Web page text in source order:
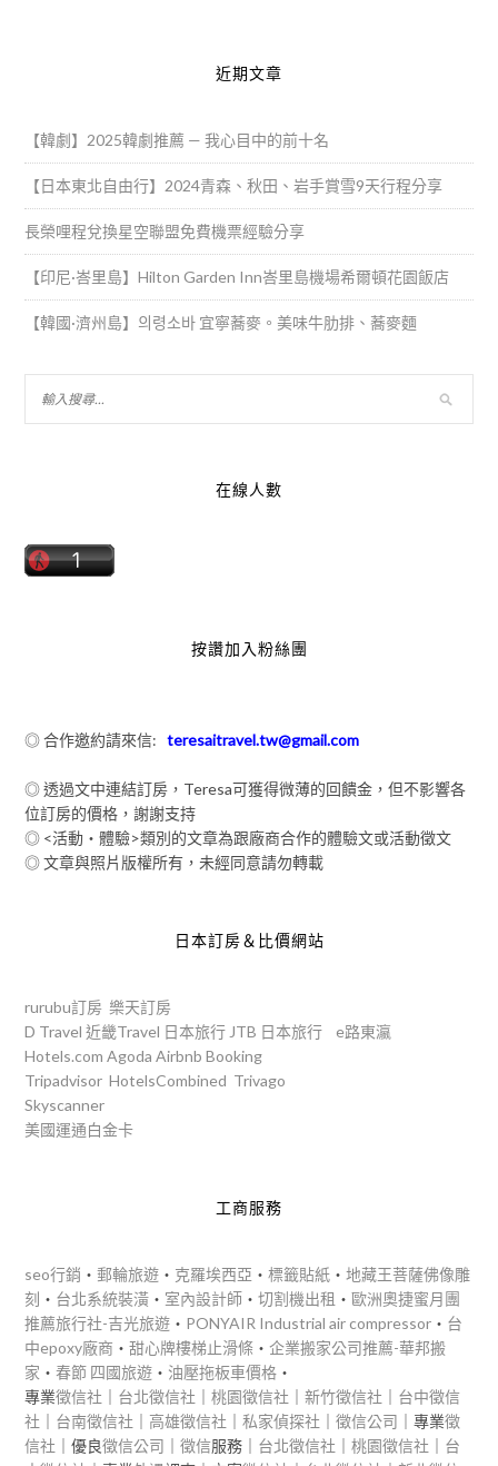
近期文章
【韓劇】2025韓劇推薦 — 我心目中的前十名
【日本東北自由行】2024青森、秋田、岩手賞雪9天行程分享
長榮哩程兌換星空聯盟免費機票經驗分享
【印尼·峇里島】Hilton Garden Inn峇里島機場希爾頓花園飯店
【韓國·濟州島】의령소바 宜寧蕎麥。美味牛肋排、蕎麥麵
在線人數
按讚加入粉絲團
◎ 合作邀約請來信:teresaitravel.tw@gmail.com
◎ 透過文中連結訂房，Teresa可獲得微薄的回饋金，但不影響各
位訂房的價格，謝謝支持
◎ <活動‧體驗>類別的文章為跟廠商合作的體驗文或活動徵文
◎ 文章與照片版權所有，未經同意請勿轉載
日本訂房＆比價網站
rurubu訂房 樂天訂房
D Travel 近畿Travel 日本旅行 JTB 日本旅行
e路東瀛
Hotels.com Agoda Airbnb Booking
Tripadvisor HotelsCombined Trivago
Skyscanner
美國運通白金卡
工商服務
seo行銷 ‧郵輪旅遊 ‧ 克羅埃西亞 ‧標籤貼紙 ‧地藏王菩薩佛像雕
刻 ‧ 台北系統裝潢 ‧ 室內設計師 ‧切割機出租 ‧歐洲奧捷蜜月團
推薦旅行社-吉光旅遊 ‧ PONYAIR Industrial air compressor ‧ 台
中epoxy廠商 ‧甜心牌樓梯止滑條 ‧企業搬家公司推薦-華邦搬
家 ‧春節 四國旅遊 ‧ 油壓拖板車價格 ‧
專業徵信社 台北徵信社 ｜桃園徵信社 ｜新竹徵信社
台中徵信
社
台南徵信社 高雄徵信社 ｜私家偵探社 ｜徵信公司 ｜專業徵
信社 ｜優良徵信公司 ｜徵信服務｜ 台北徵信社 ｜桃園徵信社
台